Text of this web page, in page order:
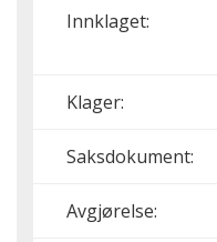
Innklaget:
Klager:
Saksdokument:
Avgjørelse: